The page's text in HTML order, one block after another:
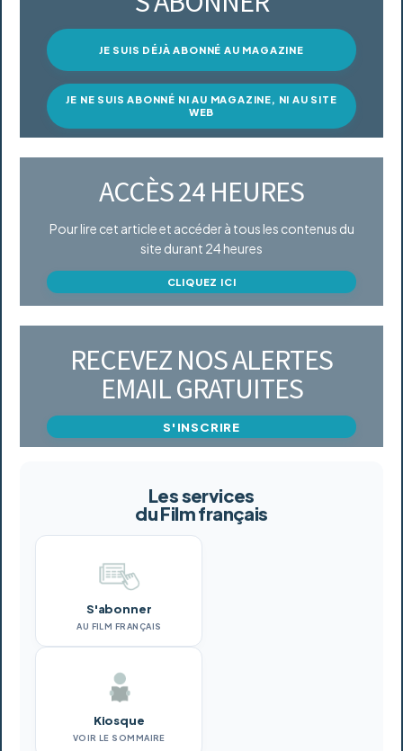
JE SUIS DÉJÀ ABONNÉ AU MAGAZINE
JE NE SUIS ABONNÉ NI AU MAGAZINE, NI AU SITE
WEB
ACCÈS 24 HEURES
Pour lire cet article et accéder à tous les contenus du
site durant 24 heures
CLIQUEZ ICI
RECEVEZ NOS ALERTES
EMAIL GRATUITES
S'INSCRIRE
Les services
du Film français
S'abonner
AU FILM FRANÇAIS
Kiosque
VOIR LE SOMMAIRE